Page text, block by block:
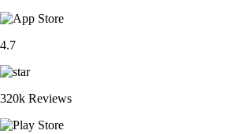
4.7
320k Reviews